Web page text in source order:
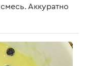
Аккуратно